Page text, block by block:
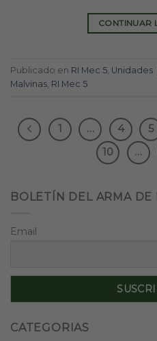
CONTINUAR
Publicado en RI Mec 5 Unidades
Malvinas RI Mec 5
1 … 4 5
10
…
BOLETÍN DEL ARMA DE
Email
CATEGORIAS